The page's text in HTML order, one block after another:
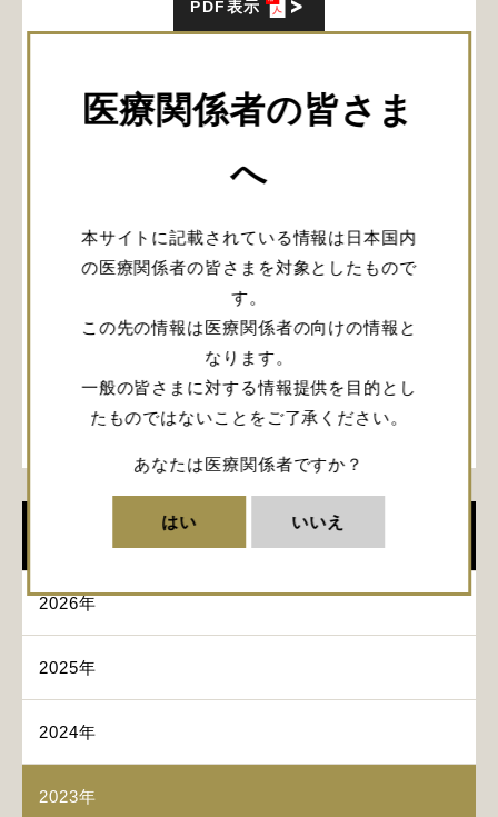
医療関係者の皆さま
へ
本サイトに記載されている情報は日本国内
の医療関係者の皆さまを対象としたもので
す。
この先の情報は医療関係者の向けの情報と
なります。
一般の皆さまに対する情報提供を目的とし
たものではないことをご了承ください。
あなたは医療関係者ですか？
はい いいえ
2026年
2025年
2024年
2023年
PDF表示
脳腫瘍手術Up to Date：デバイスの真価
と”私の戦略”
日時：2023年9月30日（土）12:05～13:05
会場：会議室101A+B（出島メッセ1F)
神経外科 教授）
強さと優しさを兼ね備えた脳腫瘍摘出術 -デバイス
演者：田村 亮太 先生（慶應義塾大学病院 脳神経外
脳腫瘍手術における機器選択
演者：近藤 聡英 先生（順天堂大学医学部 脳神経外
科学講座 教授）